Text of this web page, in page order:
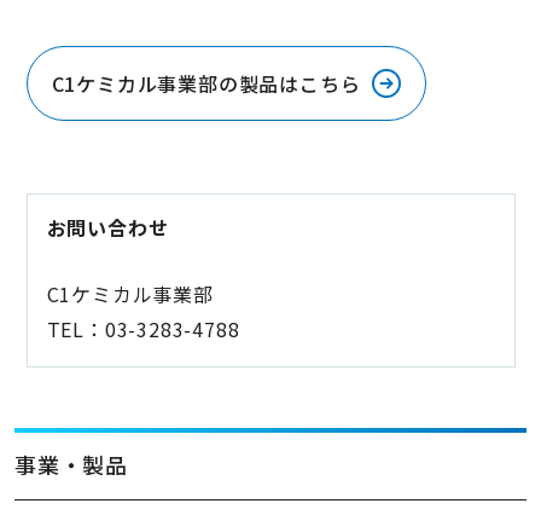
C1ケミカル事業部の製品はこちら
お問い合わせ
C1ケミカル事業部
TEL：03-3283-4788
事業・製品